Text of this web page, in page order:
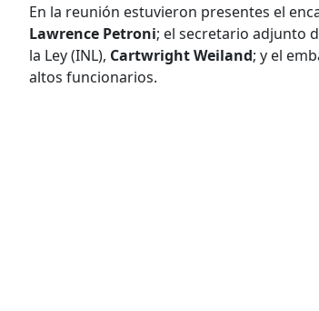
En la reunión estuvieron presentes el
Lawrence Petroni; el secretario adjunto
la Ley (INL), Cartwright Weiland; y el
altos funcionarios.